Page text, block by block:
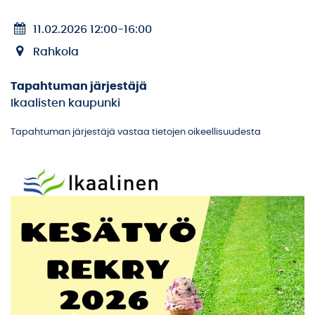
11.02.2026 12:00-16:00
Rahkola
Tapahtuman järjestäjä
Ikaalisten kaupunki
Tapahtuman järjestäjä vastaa tietojen oikeellisuudesta